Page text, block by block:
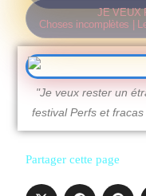
JE VEUX
Choses incomplètes |
"Je veux rester un
festival Perfs et
Partager cette page